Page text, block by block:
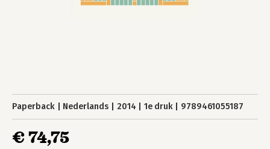
Paperback Nederlands 2014 1e druk 9789461055187
€ 74,75